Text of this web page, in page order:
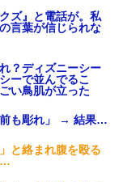
の流れ他
から孫が怪我した迎
ママは遊園地や水族
夏休みのお出かけ
孫ちゃんと一緒に
れて行ってあげた
マに烈火の如くキレ
から孫が怪我した迎
ズ』と電話が。私
言葉が信じられな
？ディズニーシー
ーで並んでるこ
い鳥肌が立った
前も彫れ」 → 結果…
と絡まれ腹を殴る
…